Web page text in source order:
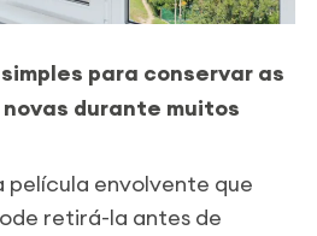
para conservar as
durante muitos
película envolvente que
retirá-la antes de